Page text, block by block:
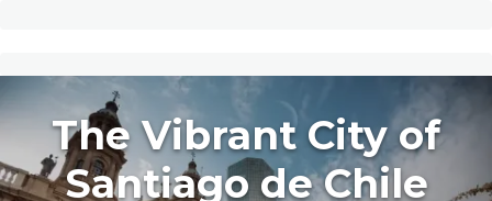
The Vibrant City of
Santiago de Chile